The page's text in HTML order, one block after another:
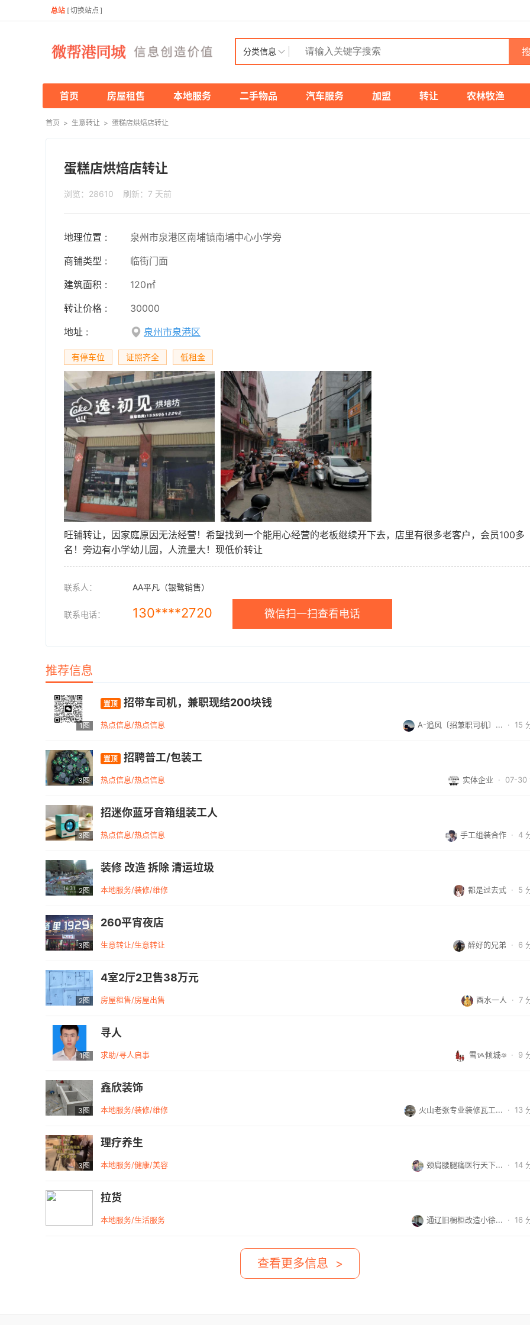
总站 [切换站点 ]
分类信息
首页 房屋租售 本地服务 二手物品 汽车服务 加盟 转让 农林牧渔
首页 > 生意转让 > 蛋糕店烘焙店转让
蛋糕店烘焙店转让
浏览：28610 刷新： 7 天前
地理位置 :
泉州市泉港区南埔镇南埔中心小学旁
商铺类型 :
临街门面
建筑面积 :
120㎡
转让价格 :
30000
地址 :
泉州市泉港区
有停车位 证照齐全 低租金
旺铺转让，因家庭原因无法经营！希望找到一个能用心经营的老板继续开下去，店里有很多老客户，会员100多
名！旁边有小学幼儿园，人流量大！现低价转让
联系人： AA平凡（银鹭销售）
联系电话： 130****2720 微信扫一扫查看电话
推荐信息
1图
置顶 招带车司机，兼职现结200块钱
热点信息/热点信息 A-追风〔招兼职司机〕... · 15
3图
置顶 招聘普工/包装工
热点信息/热点信息 实体企业 · 07-30
3图
招迷你蓝牙音箱组装工人
热点信息/热点信息 手工组装合作 · 4
2图
装修 改造 拆除 清运垃圾
本地服务/装修/维修 都是过去式 · 5
3图
260平宵夜店
生意转让/生意转让 醉好的兄弟 · 6
2图
4室2厅2卫售38万元
房屋租售/房屋出售 酉水一人 · 7
1图
寻人
求助/寻人启事 雪ᝰ倾城ঞ · 9
3图
鑫欣装饰
本地服务/装修/维修 火山老张专业装修瓦工... · 13
3图
理疗养生
本地服务/健康/美容 颈肩腰腿痛医行天下... · 14
拉货
本地服务/生活服务 通辽旧橱柜改造小徐... · 16
查看更多信息 >